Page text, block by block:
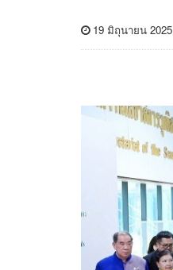
19 มิถุนายน 2025